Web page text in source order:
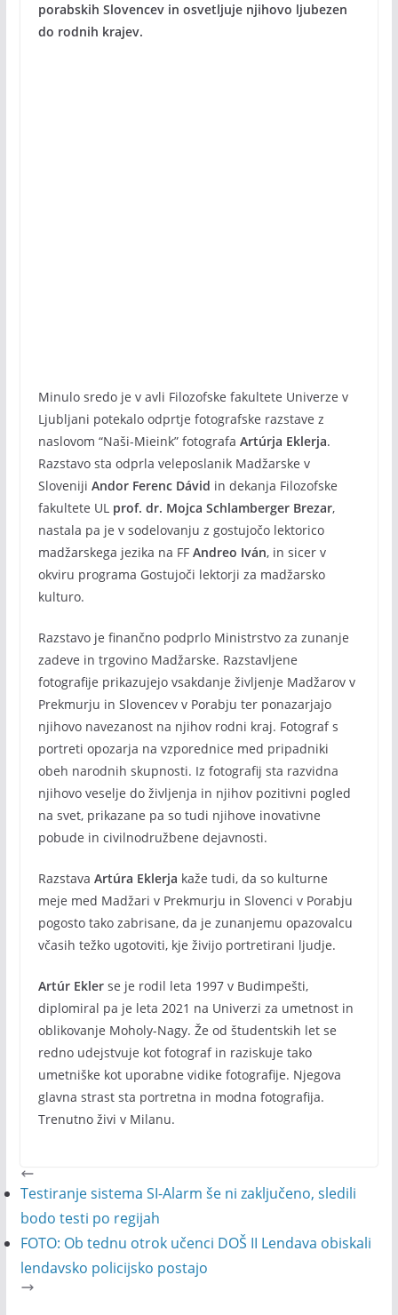
porabskih Slovencev in osvetljuje njihovo ljubezen
do rodnih krajev.
Minulo sredo je v avli Filozofske fakultete Univerze v
Ljubljani potekalo odprtje fotografske razstave z
naslovom “Naši-Mieink” fotografa Artúrja Eklerja.
Razstavo sta odprla veleposlanik Madžarske v
Sloveniji Andor Ferenc Dávid in dekanja Filozofske
fakultete UL prof. dr. Mojca Schlamberger Brezar,
nastala pa je v sodelovanju z gostujočo lektorico
madžarskega jezika na FF Andreo Iván, in sicer v
okviru programa Gostujoči lektorji za madžarsko
kulturo.
Razstavo je finančno podprlo Ministrstvo za zunanje
zadeve in trgovino Madžarske. Razstavljene
fotografije prikazujejo vsakdanje življenje Madžarov v
Prekmurju in Slovencev v Porabju ter ponazarjajo
njihovo navezanost na njihov rodni kraj. Fotograf s
portreti opozarja na vzporednice med pripadniki
obeh narodnih skupnosti. Iz fotografij sta razvidna
njihovo veselje do življenja in njihov pozitivni pogled
na svet, prikazane pa so tudi njihove inovativne
pobude in civilnodružbene dejavnosti.
Razstava Artúra Eklerja kaže tudi, da so kulturne
meje med Madžari v Prekmurju in Slovenci v Porabju
pogosto tako zabrisane, da je zunanjemu opazovalcu
včasih težko ugotoviti, kje živijo portretirani ljudje.
Artúr Eklerse je rodil leta 1997 v Budimpešti,
diplomiral pa je leta 2021 na Univerzi za umetnost in
oblikovanje Moholy-Nagy. Že od študentskih let se
redno udejstvuje kot fotograf in raziskuje tako
umetniške kot uporabne vidike fotografije. Njegova
glavna strast sta portretna in modna fotografija.
Trenutno živi v Milanu.
Testiranje sistema SI-Alarm še ni zaključeno, sledili
bodo testi po regijah
FOTO: Ob tednu otrok učenci DOŠ II Lendava obiskali
lendavsko policijsko postajo